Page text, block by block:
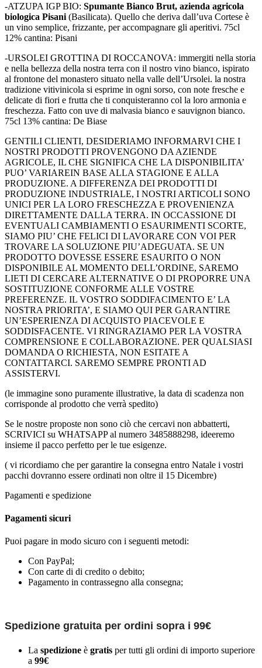
-ATZUPA IGP BIO: Spumante Bianco Brut, azienda agricola
biologica Pisani (Basilicata). Quello che deriva dall’uva Cortese è
un vino semplice, frizzante, per accompagnare gli aperitivi. 75cl
12% cantina: Pisani
-URSOLEI GROTTINA DI ROCCANOVA: immergiti nella storia
e nella bellezza della nostra terra con il nostro vino bianco, ispirato
al frontone del monastero situato nella valle dell’Ursolei. la nostra
tradizione vitivinicola si esprime in ogni sorso, con note fresche e
delicate di fiori e frutta che ti conquisteranno col la loro armonia e
freschezza. Fatto con uve di malvasia bianco e sauvignon bianco.
75cl 13% cantina: De Biase
GENTILI CLIENTI, DESIDERIAMO INFORMARVI CHE I
NOSTRI PRODOTTI PROVENGONO DA AZIENDE
AGRICOLE, IL CHE SIGNIFICA CHE LA DISPONIBILITA’
PUO’ VARIAREIN BASE ALLA STAGIONE E ALLA
PRODUZIONE. A DIFFERENZA DEI PRODOTTI DI
PRODUZIONE INDUSTRIALE, I NOSTRI ARTICOLI SONO
UNICI PER LA LORO FRESCHEZZA E PROVENIENZA
DIRETTAMENTE DALLA TERRA. IN OCCASSIONE DI
EVENTUALI CAMBIAMENTI O ESAURIMENTI SCORTE,
SIAMO PIU’ CHE FELICI DI LAVORARE CON VOI PER
TROVARE LA SOLUZIONE PIU’ADEGUATA. SE UN
PRODOTTO DOVESSE ESSERE ESAURITO O NON
DISPONIBILE AL MOMENTO DELL’ORDINE, SAREMO
LIETI DI CERCARE ALTERNATIVE O DI PROPORRE UNA
SOSTITUZIONE CONFORME ALLE VOSTRE
PREFERENZE. IL VOSTRO SODDIFACIMENTO E’ LA
NOSTRA PRIORITA’, E SIAMO QUI PER GARANTIRE
UN’ESPERIENZA DI ACQUISTO PIACEVOLE E
SODDISFACENTE. VI RINGRAZIAMO PER LA VOSTRA
COMPRENSIONE E COLLABORAZIONE. PER QUALSIASI
DOMANDA O RICHIESTA, NON ESITATE A
CONTATTARCI. SAREMO SEMPRE PRONTI AD
ASSISTERVI.
(le immagine sono puramente illustrative, la data di scadenza non
corrisponde al prodotto che verrà spedito)
Se le nostre proposte non sono ciò che cercavi non abbatterti,
SCRIVICI su WHATSAPP al numero 3485888298, ideeremo
insieme il pacco perfetto per le tue esigenze.
( vi ricordiamo che per garantire la consegna entro Natale i vostri
pacchi dovranno essere ordinati non oltre il 15 Dicembre)
Pagamenti e spedizione
Pagamenti sicuri
Puoi pagare in modo sicuro con i seguenti metodi:
Con PayPal;
Con carte di di credito o debito;
Pagamento in contrassegno alla consegna;
Spedizione gratuita per ordini sopra i 99€
La spedizione è gratis per tutti gli ordini di importo superiore
a 99€